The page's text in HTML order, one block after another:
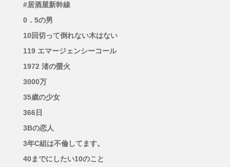
#居酒屋新幹線
0．5の男
10回切って倒れない木はない
119 エマージェンシーコール
1972 渚の螢火
3000万
35歳の少女
366日
3Bの恋人
3年C組は不倫してます。
40までにしたい10のこと